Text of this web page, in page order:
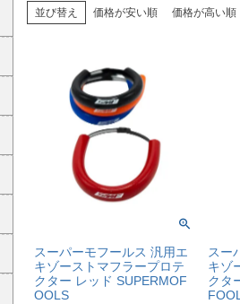
並び替え 価格が安い順 価格が高い順
スーパーモフールス 汎用エ
キゾーストマフラープロテ
クター レッド SUPERMOF
OOLS
スー
キゾ
クタ